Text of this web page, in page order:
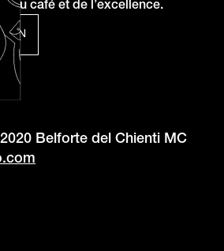
du café et de l’excellence.
Belforte del Chienti MC